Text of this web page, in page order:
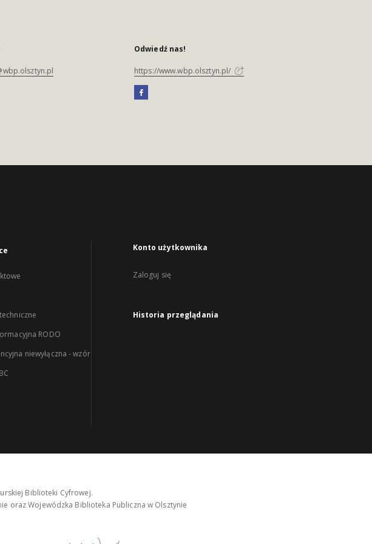
Odwiedź nas!
https://www.wbp.olsztyn.pl/
RODO
niewyłączna - wzór
Konto użytkownika
Zaloguj się
Historia przeglądania
Biblioteki Cyfrowej.
oraz Wojewódzka Biblioteka Publiczna w Olsztynie